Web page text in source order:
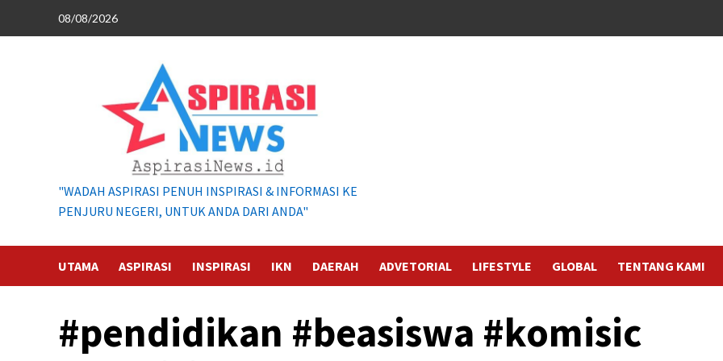
08/08/2026
"WADAH ASPIRASI PENUH INSPIRASI & INFORMASI KE
PENJURU NEGERI, UNTUK ANDA DARI ANDA"
UTAMA ASPIRASI INSPIRASI IKN DAERAH ADVETORIAL LIFESTYLE GLOBAL TENTANG KAMI
#pendidikan #beasiswa #komisic